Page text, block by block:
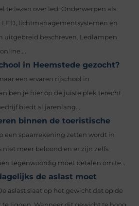
te lezen over led. Onderwerpen als
LED, lichtmanagementsystemen en
uitgebreid beschreven. Ledlampen
in Heemstede gezocht?
een ervaren rijschool in
ben je hier op de juiste plek terecht
biedt al jarenlang...
binnen de toeristische
een spaarrekening zetten wordt in
niet meer beloond en er zijn zelfs
tegenwoordig moet betalen om te...
de aslast moet
aslast slaat op het gewicht dat op de